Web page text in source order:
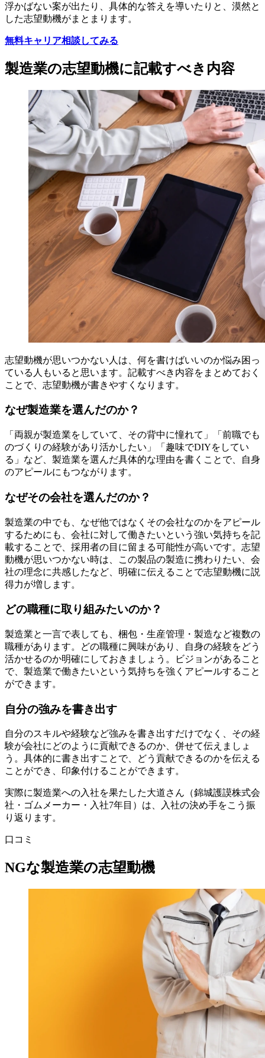
浮かばない案が出たり、具体的な答えを導いたりと、漠然と
した志望動機がまとまります。
無料キャリア相談してみる
製造業の志望動機に記載すべき内容
志望動機が思いつかない人は、何を書けばいいのか悩み困っ
ている人もいると思います。記載すべき内容をまとめておく
ことで、志望動機が書きやすくなります。
なぜ製造業を選んだのか？
「両親が製造業をしていて、その背中に憧れて」「前職でも
のづくりの経験があり活かしたい」「趣味でDIYをしてい
る」など、製造業を選んだ具体的な理由を書くことで、自身
のアピールにもつながります。
なぜその会社を選んだのか？
製造業の中でも、なぜ他ではなくその会社なのかをアピール
するためにも、会社に対して働きたいという強い気持ちを記
載することで、採用者の目に留まる可能性が高いです。志望
動機が思いつかない時は、この製品の製造に携わりたい、会
社の理念に共感したなど、明確に伝えることで志望動機に説
得力が増します。
どの職種に取り組みたいのか？
製造業と一言で表しても、梱包・生産管理・製造など複数の
職種があります。どの職種に興味があり、自身の経験をどう
活かせるのか明確にしておきましょう。ビジョンがあること
で、製造業で働きたいという気持ちを強くアピールすること
ができます。
自分の強みを書き出す
自分のスキルや経験など強みを書き出すだけでなく、その経
験が会社にどのように貢献できるのか、併せて伝えましょ
う。具体的に書き出すことで、どう貢献できるのかを伝える
ことができ、印象付けることができます。
実際に製造業への入社を果たした大道さん（錦城護謨株式会
社・ゴムメーカー・入社7年目）は、入社の決め手をこう振
り返ります。
口コミ
NGな製造業の志望動機